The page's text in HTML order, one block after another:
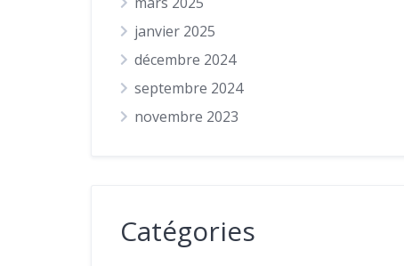
janvier 2025
décembre 2024
septembre 2024
novembre 2023
Catégories